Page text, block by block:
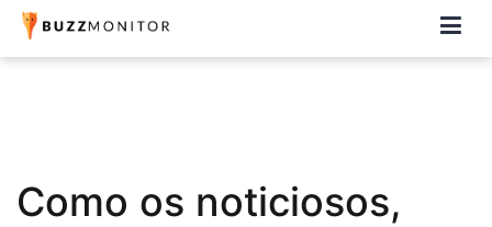
Buzzmonitor
A plataforma mais completa e flexível para social media e CRM
Como os noticiosos,